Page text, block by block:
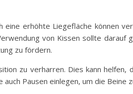
eine erhöhte Liegefläche können
von Kissen sollte darauf
zu fördern.
zu verharren. Dies kann helfen,
Pausen einlegen, um die Beine